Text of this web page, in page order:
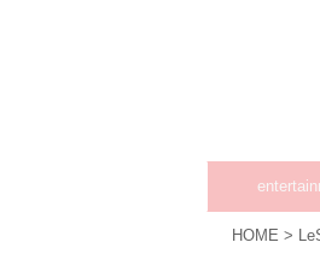
HOME >